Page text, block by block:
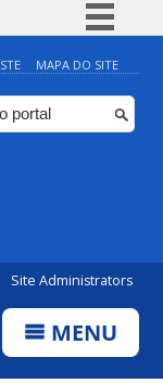
BR
MAPA DO SITE
Site Administrators
MENU